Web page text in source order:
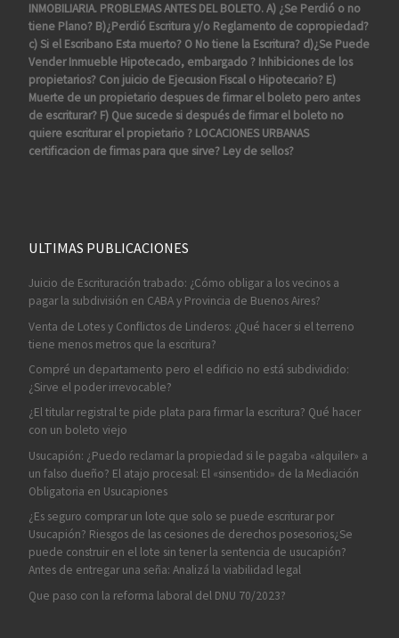
INMOBILIARIA. PROBLEMAS ANTES DEL BOLETO. A) ¿Se Perdió o no
tiene Plano? B)¿Perdió Escritura y/o Reglamento de copropiedad?
c) Si el Escribano Esta muerto? O No tiene la Escritura? d)¿Se Puede
Vender Inmueble Hipotecado, embargado ? Inhibiciones de los
propietarios? Con juicio de Ejecusion Fiscal o Hipotecario? E)
Muerte de un propietario despues de firmar el boleto pero antes
de escriturar? F) Que sucede si después de firmar el boleto no
quiere escriturar el propietario ? LOCACIONES URBANAS
certificacion de firmas para que sirve? Ley de sellos?
ULTIMAS PUBLICACIONES
Juicio de Escrituración trabado: ¿Cómo obligar a los vecinos a
pagar la subdivisión en CABA y Provincia de Buenos Aires?
Venta de Lotes y Conflictos de Linderos: ¿Qué hacer si el terreno
tiene menos metros que la escritura?
Compré un departamento pero el edificio no está subdividido:
¿Sirve el poder irrevocable?
¿El titular registral te pide plata para firmar la escritura? Qué hacer
con un boleto viejo
Usucapión: ¿Puedo reclamar la propiedad si le pagaba «alquiler» a
un falso dueño? El atajo procesal: El «sinsentido» de la Mediación
Obligatoria en Usucapiones
¿Es seguro comprar un lote que solo se puede escriturar por
Usucapión? Riesgos de las cesiones de derechos posesorios¿Se
puede construir en el lote sin tener la sentencia de usucapión?
Antes de entregar una seña: Analizá la viabilidad legal
Que paso con la reforma laboral del DNU 70/2023?